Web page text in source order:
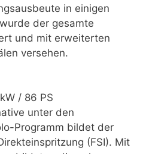
in einigen
der gesamte
und mit erweiterten
versehen.
/ 86 PS
unter den
Programm bildet der
(FSI). Mit